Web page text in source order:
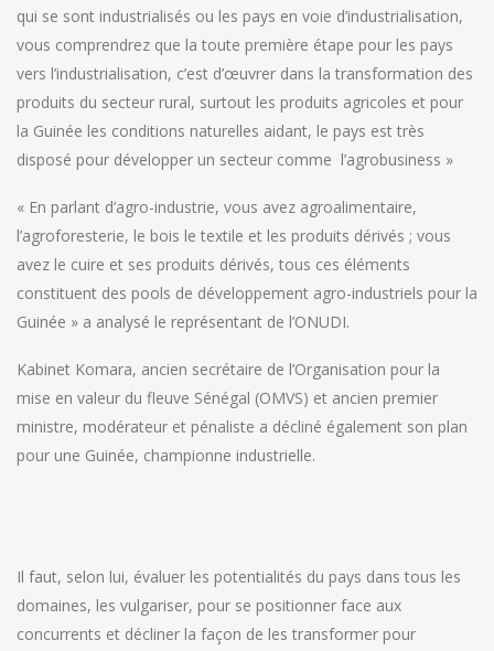
qui se sont industrialisés ou les pays en voie d’industrialisation,
vous comprendrez que la toute première étape pour les pays
vers l’industrialisation, c’est d’œuvrer dans la transformation des
produits du secteur rural, surtout les produits agricoles et pour
la Guinée les conditions naturelles aidant, le pays est très
disposé pour développer un secteur comme l’agrobusiness »
« En parlant d’agro-industrie, vous avez agroalimentaire,
l’agroforesterie, le bois le textile et les produits dérivés ; vous
avez le cuire et ses produits dérivés, tous ces éléments
constituent des pools de développement agro-industriels pour la
Guinée » a analysé le représentant de l’ONUDI.
Kabinet Komara, ancien secrétaire de l’Organisation pour la
mise en valeur du fleuve Sénégal (OMVS) et ancien premier
ministre, modérateur et pénaliste a décliné également son plan
pour une Guinée, championne industrielle.
Il faut, selon lui, évaluer les potentialités du pays dans tous les
domaines, les vulgariser, pour se positionner face aux
concurrents et décliner la façon de les transformer pour